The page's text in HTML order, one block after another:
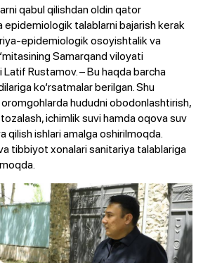
qabul qilishdan oldin qator
talablarni bajarish kerak
epidemiologik osoyishtalik va
Samarqand viloyati
Rustamov. – Bu haqda barcha
ko‘rsatmalar berilgan. Shu
hududni obodonlashtirish,
ichimlik suvi hamda oqova suv
qilish ishlari amalga oshirilmoqda.
tibbiyot xonalari sanitariya talablariga